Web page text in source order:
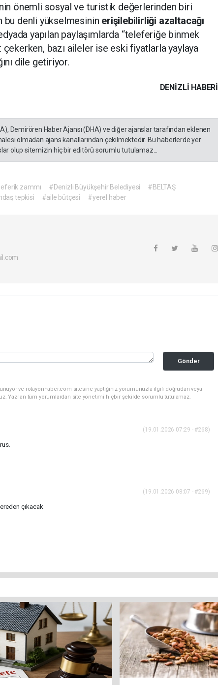
önemli sosyal ve turistik değerlerinden biri
bu denli yükselmesinin erişilebilirliği azaltacağı
yapılan paylaşımlarda “teleferiğe binmek
çekerken, bazı aileler ise eski fiyatlarla yaylaya
dile getiriyor.
DENIZLI HABERİ
Demirören Haber Ajansı (DHA) ve diğer ajanslar tarafından eklenen
olmadan ajans kanallarından çekilmektedir. Bu haberlerde yer
olup sitemizin hiç bir editörü sorumlu tutulamaz...
zammı #Denizli Büyükşehir Belediyesi
#BELTAŞ
tepkisi #aile bütçesi #yerel haber
Gönder
ve rotayonhaber.com sitesine yaptığınız yorumunuzla ilgili doğrudan veya
Yazılan tüm yorumlardan site yönetimi hiçbir şekilde sorumlu tutulamaz.
(19.01.2026 07:29 - #268)
(19.01.2026 08:07 - #269)
çıkacak